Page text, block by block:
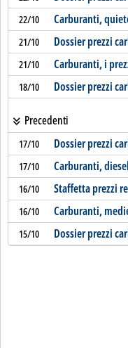
22/10 Carburanti,
21/10 Dossier prezzi
21/10 Carburanti, i
18/10 Dossier prezzi
Precedenti
17/10 Dossier prezzi
17/10 Carburanti,
16/10 Staffetta prezzi
16/10 Carburanti,
15/10 Dossier prezzi